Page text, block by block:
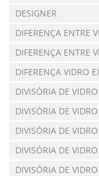
DESIGNER
DIFERENÇA ENTRE
DIFERENÇA ENTRE
DIFERENÇA VIDRO
DIVISÓRIA DE VIDRO
DIVISÓRIA DE
DIVISÓRIA DE
DIVISÓRIA DE
DIVISÓRIA DE